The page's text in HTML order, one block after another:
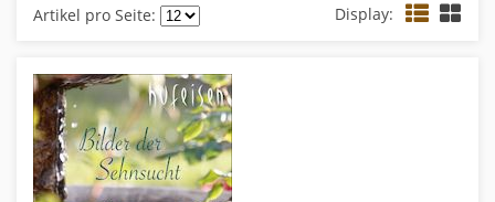
Artikel pro Seite: Display: